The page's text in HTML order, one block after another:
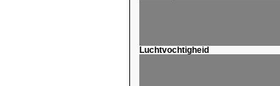
Luchtvochtigheid